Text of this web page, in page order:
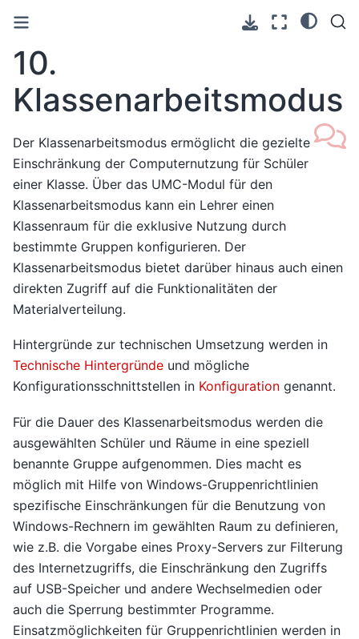
10.
Klassenarbeitsmodus
Der Klassenarbeitsmodus ermöglicht die gezielte
Einschränkung der Computernutzung für Schüler
einer Klasse. Über das UMC-Modul für den
Klassenarbeitsmodus kann ein Lehrer einen
Klassenraum für die exklusive Nutzung durch
bestimmte Gruppen konfigurieren. Der
Klassenarbeitsmodus bietet darüber hinaus auch einen
direkten Zugriff auf die Funktionalitäten der
Materialverteilung.
Hintergründe zur technischen Umsetzung werden in
Technische Hintergründe und mögliche
Konfigurationsschnittstellen in Konfiguration genannt.
Für die Dauer des Klassenarbeitsmodus werden die
ausgewählten Schüler und Räume in eine speziell
benannte Gruppe aufgenommen. Dies macht es
möglich mit Hilfe von Windows-Gruppenrichtlinien
spezifische Einschränkungen für die Benutzung von
Windows-Rechnern im gewählten Raum zu definieren,
wie z.B. die Vorgabe eines Proxy-Servers zur Filterung
des Internetzugriffs, die Einschränkung den Zugriffs
auf USB-Speicher und andere Wechselmedien oder
auch die Sperrung bestimmter Programme.
Einsatzmöglichkeiten für Gruppenrichtlinien werden in